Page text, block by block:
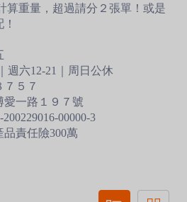
算重量，超過請分２張單！或是
週六12-21｜周日公休
５７
愛一路１９７號
00000-3
責任險300萬